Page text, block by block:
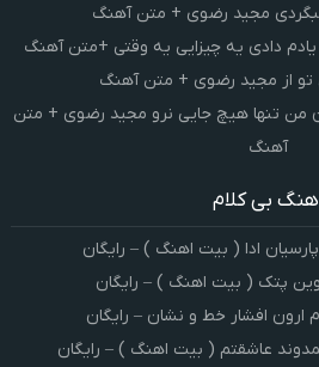
مجید رضوی + متن آهنگ
یادم دادی یه چیزایی یه وقتی +متن آهنگ
تو از مجید رضوی + متن آهنگ
من تنها هیچ جایی نرو مجید رضوی + متن
آهنگ
بی کلام
ادا ( بیت اهنگ ) – رایگان
پتک ( بیت اهنگ ) – رایگان
ارون افشار خط و نشان – رایگان
عاشقتم ( بیت اهنگ ) – رایگان